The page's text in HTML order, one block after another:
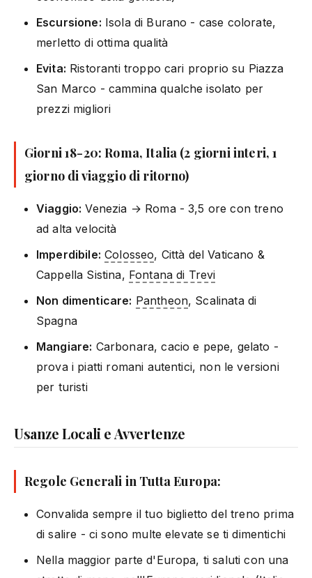
Escursione: Isola di Burano - case colorate,
merletto di ottima qualità
Evita: Ristoranti troppo cari proprio su Piazza
San Marco - cammina qualche isolato per
prezzi migliori
Giorni 18-20: Roma, Italia (2 giorni interi, 1
giorno di viaggio di ritorno)
Viaggio: Venezia → Roma - 3,5 ore con treno
ad alta velocità
Imperdibile: Colosseo, Città del Vaticano &
Cappella Sistina, Fontana di Trevi
Non dimenticare: Pantheon, Scalinata di
Spagna
Mangiare: Carbonara, cacio e pepe, gelato -
prova i piatti romani autentici, non le versioni
per turisti
Usanze Locali e Avvertenze
Regole Generali in Tutta Europa:
Convalida sempre il tuo biglietto del treno prima
di salire - ci sono multe elevate se ti dimentichi
Nella maggior parte d'Europa, ti saluti con una